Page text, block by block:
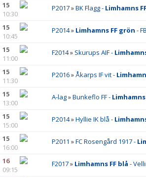
15
10:30
P2017»BK Flagg - Limhamns
15
10:45
P2014» Limhamns FF grön -
15
11:00
F2014» Skurups AIF -
15
11:30
P2016»Åkarps IF vit -
15
13:00
A-lag»Bunkeflo FF - Limhamns
15
15:00
P2014»Hyllie IK blå -
15
16:00
P2011 »FC Rosengård 1917 -
16
09:15
F2017» Limhamns FF blå -